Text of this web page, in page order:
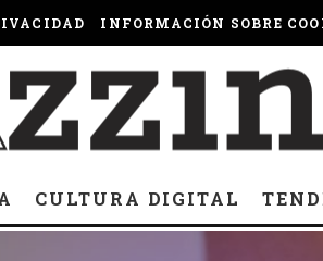
INFORMACIÓN SOBRE
CULTURA DIGITAL